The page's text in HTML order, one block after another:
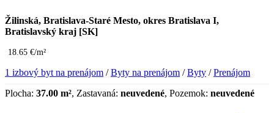
Žilinská, Bratislava-Staré Mesto, okres Bratislava I,
Bratislavský kraj [SK]
18.65 €/m²
1 izbový byt na prenájom /Byty na prenájom /Byty /Prenájom
Plocha: 37.00 m², Zastavaná: neuvedené, Pozemok: neuvedené